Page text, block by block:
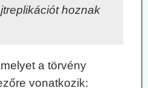
hoznak
a törvény
vonatkozik: